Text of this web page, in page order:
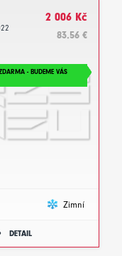
2 006 Kč
83.56 €
- BUDEME VÁS
Zimní
DETAIL